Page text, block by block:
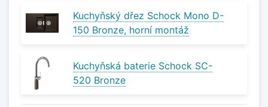
Kuchyňský dřez Schock Mono D-
150 Bronze, horní montáž
Kuchyňská baterie Schock SC-
520 Bronze